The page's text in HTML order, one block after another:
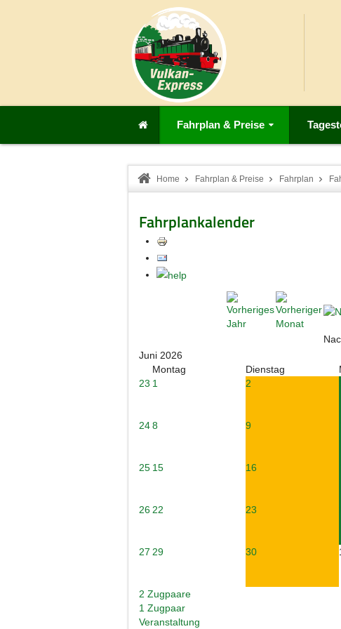
Fahrplan & Preise
Home Fahrplan & Preise Fahrplan
Fahrplankalender
Juni 2026
Montag
Dienstag
23 1 2
248 9
25 15 16
2622 23
27 29 30
2 Zugpaare
1 Zugpaar
Veranstaltung